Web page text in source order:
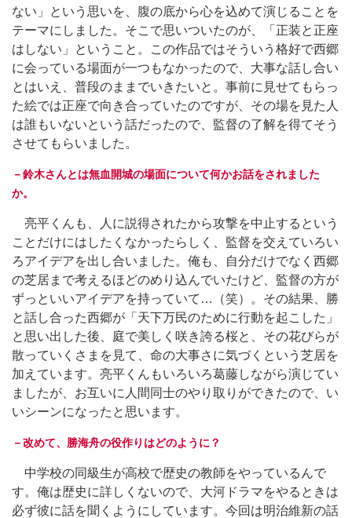
ない」という思いを、腹の底から心を込めて演じることを
テーマにしました。そこで思いついたのが、「正装と正座
はしない」ということ。この作品ではそういう格好で西郷
に会っている場面が一つもなかったので、大事な話し合い
とはいえ、普段のままでいきたいと。事前に見せてもらっ
た絵では正座で向き合っていたのですが、その場を見た人
は誰もいないという話だったので、監督の了解を得てそう
させてもらいました。
－鈴木さんとは無血開城の場面について何かお話をされました
か。
亮平くんも、人に説得されたから攻撃を中止するという
ことだけにはしたくなかったらしく、監督を交えていろい
ろアイデアを出し合いました。俺も、自分だけでなく西郷
の芝居まで考えるほどのめり込んでいたけど、監督の方が
ずっといいアイデアを持っていて…（笑）。その結果、勝
と話し合った西郷が「天下万民のために行動を起こした」
と思い出した後、庭で美しく咲き誇る桜と、その花びらが
散っていくさまを見て、命の大事さに気づくという芝居を
加えています。亮平くんもいろいろ葛藤しながら演じてい
ましたが、お互いに人間同士のやり取りができたので、い
いシーンになったと思います。
－改めて、勝海舟の役作りはどのように？
中学校の同級生が高校で歴史の教師をやっているんで
す。俺は歴史に詳しくないので、大河ドラマをやるときは
必ず彼に話を聞くようにしています。今回は明治維新の話